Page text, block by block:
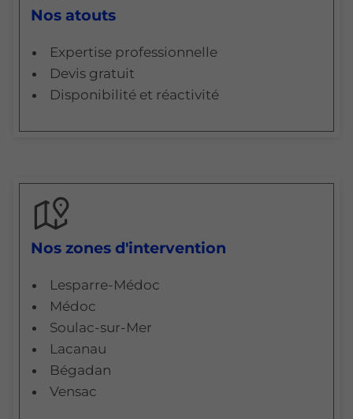
Nos atouts
Expertise professionnelle
Devis gratuit
Disponibilité et réactivité
Nos zones d'intervention
Lesparre-Médoc
Médoc
Soulac-sur-Mer
Lacanau
Bégadan
Vensac